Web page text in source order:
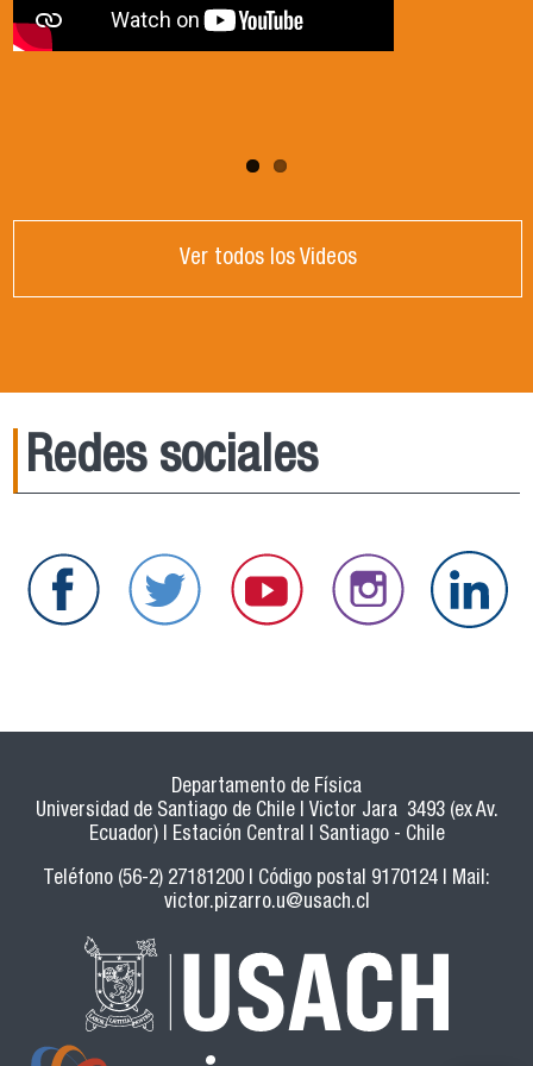
Ver todos los Videos
Redes sociales
Departamento de Física
Universidad de Santiago de Chile | Victor Jara 3493 (ex Av.
Ecuador) | Estación Central | Santiago - Chile
Teléfono (56-2) 27181200 | Código postal 9170124 | Mail:
victor.pizarro.u@usach.cl